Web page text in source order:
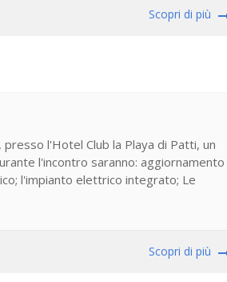
Scopri di più
l'Hotel Club la Playa di Patti, un
l'incontro saranno: aggiornamento
l'impianto elettrico integrato; Le
Scopri di più